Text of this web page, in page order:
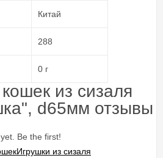
Китай
288
0 г
из сизаля
d65мм отзывы
Be the first!
Игрушки из сизаля